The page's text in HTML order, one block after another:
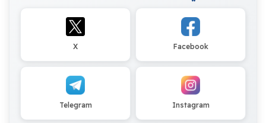
Facebook
X
Instagram
Telegram